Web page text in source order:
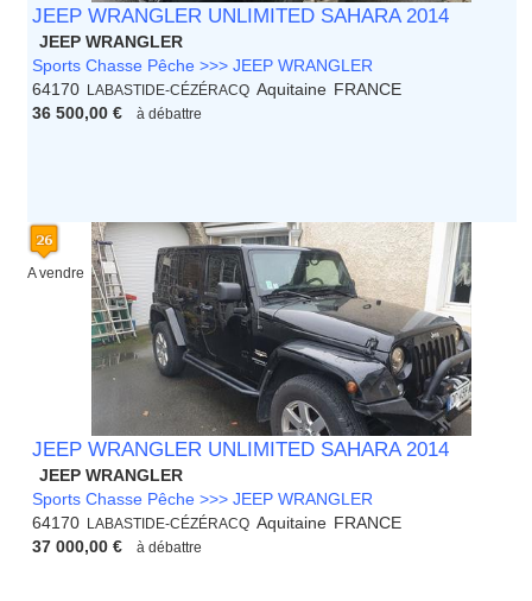
JEEP WRANGLER UNLIMITED SAHARA 2014
JEEP WRANGLER
Sports Chasse Pêche >>> JEEP WRANGLER
64170
LABASTIDE-CÉZÉRACQ Aquitaine FRANCE
36 500,00 €
à débattre
A vendre
JEEP WRANGLER UNLIMITED SAHARA 2014
JEEP WRANGLER
Sports Chasse Pêche >>> JEEP WRANGLER
64170
LABASTIDE-CÉZÉRACQ Aquitaine FRANCE
37 000,00 €
à débattre